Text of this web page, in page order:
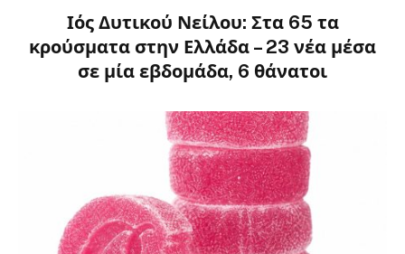
Ιός Δυτικού Νείλου: Στα 65 τα
κρούσματα στην Ελλάδα – 23 νέα μέσα
σε μία εβδομάδα, 6 θάνατοι